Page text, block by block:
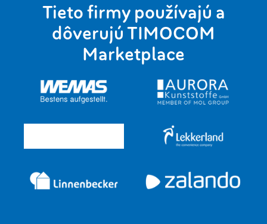
Tieto firmy používajú a
dôverujú TIMOCOM
Marketplace